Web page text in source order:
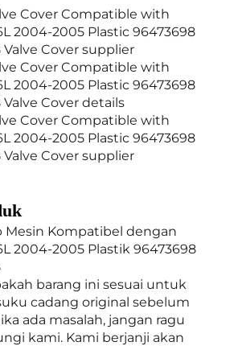
Mesin Kompatibel dengan
2004-2005 Plastik 96473698
barang ini sesuai untuk
cadang original sebelum
ada masalah, jangan ragu
kami. Kami berjanji akan